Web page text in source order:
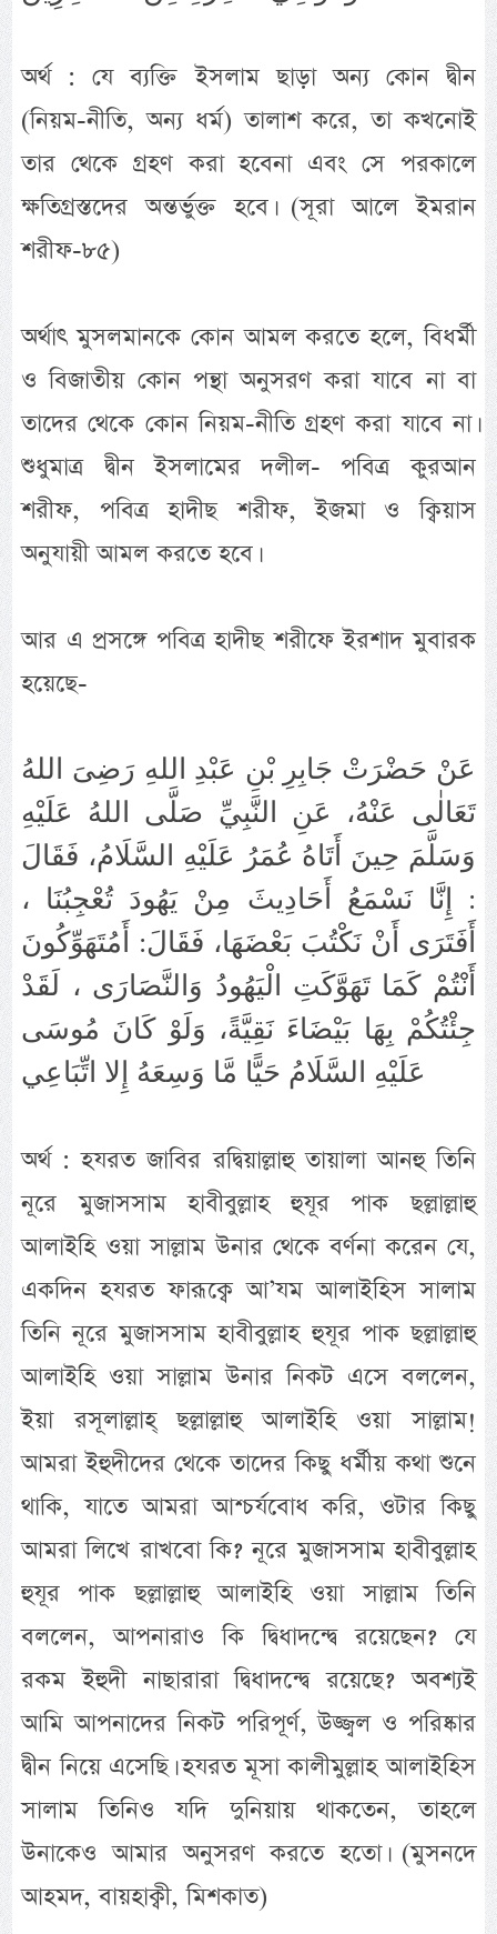
অর্থ : যে ব্যক্তি ইসলাম ছাড়া অন্য কোন দ্বীন
(নিয়ম-নীতি, অন্য ধর্ম) তালাশ করে, তা কখনোই
তার থেকে গ্রহণ করা হবেনা এবং সে পরকালে
ক্ষতিগ্রস্তদের অন্তর্ভুক্ত হবে। (সূরা আলে ইমরান
শরীফ-৮৫)
অর্থাৎ মুসলমানকে কোন আমল করতে হলে, বিধর্মী
ও বিজাতীয় কোন পন্থা অনুসরণ করা যাবে না বা
তাদের থেকে কোন নিয়ম-নীতি গ্রহণ করা যাবে না।
শুধুমাত্র দ্বীন ইসলামের দলীল- পবিত্র কুরআন
শরীফ, পবিত্র হাদীছ শরীফ, ইজমা ও ক্বিয়াস
অনুযায়ী আমল করতে হবে।
আর এ প্রসঙ্গে পবিত্র হাদীছ শরীফে ইরশাদ মুবারক
হয়েছে-
عَنْ حَضْرَتْ جَابِرِ بْنِ عَبْدِ اللهِ رَضِىَ اللهُ
تَعَالٰى عَنْهُ، عَنِ النَّبِيِّ صَلَّى اللهُ عَلَيْهِ
وَسَلَّمَ حِينَ أَتَاهُ عُمَرُ عَلَيْهِ السَّلَامُ، فَقَالَ
: إِنَّا نَسْمَعُ أَحَادِيثَ مِنْ يَهُودَ تُعْجِبُنَا ،
أَفَتَرَى أَنْ نَكْتُبَ بَعْضَهَا، فَقَالَ: أَمُتَهَوِّكُونَ
أَنْتُمْ كَمَا تَهَوَّكَتِ الْيَهُودُ وَالنَّصَارَى ، لَقَدْ
جِئْتُكُمْ بِهَا بَيْضَاءَ نَقِيَّةً، وَلَوْ كَانَ مُوسَى
عَلَيْهِ السَّلَامُ حَيًّا مَّا وَسِعَهُ إِلا اتِّبَاعِي
অর্থ : হযরত জাবির রদ্বিয়াল্লাহু তায়ালা আনহু তিনি
নূরে মুজাসসাম হাবীবুল্লাহ হুযূর পাক ছল্লাল্লাহু
আলাইহি ওয়া সাল্লাম উনার থেকে বর্ণনা করেন যে,
একদিন হযরত ফারূক্বে আ’যম আলাইহিস সালাম
তিনি নূরে মুজাসসাম হাবীবুল্লাহ হুযূর পাক ছল্লাল্লাহু
আলাইহি ওয়া সাল্লাম উনার নিকট এসে বললেন,
ইয়া রসূলাল্লাহ্ ছল্লাল্লাহু আলাইহি ওয়া সাল্লাম!
আমরা ইহুদীদের থেকে তাদের কিছু ধর্মীয় কথা শুনে
থাকি, যাতে আমরা আশ্চর্যবোধ করি, ওটার কিছু
আমরা লিখে রাখবো কি? নূরে মুজাসসাম হাবীবুল্লাহ
হুযূর পাক ছল্লাল্লাহু আলাইহি ওয়া সাল্লাম তিনি
বললেন, আপনারাও কি দ্বিধাদন্দ্বে রয়েছেন? যে
রকম ইহুদী নাছারারা দ্বিধাদন্দ্বে রয়েছে? অবশ্যই
আমি আপনাদের নিকট পরিপূর্ণ, উজ্জ্বল ও পরিষ্কার
দ্বীন নিয়ে এসেছি। হযরত মূসা কালীমুল্লাহ আলাইহিস
সালাম তিনিও যদি দুনিয়ায় থাকতেন, তাহলে
উনাকেও আমার অনুসরণ করতে হতো। (মুসনদে
আহমদ, বায়হাক্বী, মিশকাত)